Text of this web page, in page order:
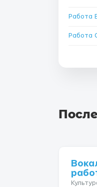
Работа
Работа